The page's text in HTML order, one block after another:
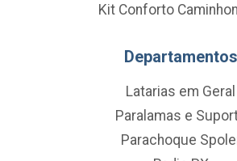
Kit Conforto
Departamentos
Latarias em Geral
Paralamas e
Parachoque